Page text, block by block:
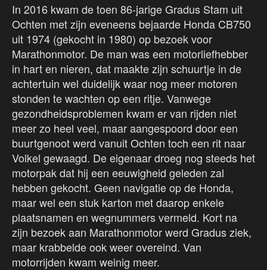
In 2016 kwam de toen 86-jarige Gradus Stam uit
Ochten met zijn eveneens bejaarde Honda CB750
uit 1974 (gekocht in 1980) op bezoek voor
Marathonmotor. De man was een motorliefhebber
in hart en nieren, dat maakte zijn schuurtje in de
achtertuin wel duidelijk waar nog meer motoren
stonden te wachten op een ritje. Vanwege
gezondheidsproblemen kwam er van rijden niet
meer zo heel veel, maar aangespoord door een
buurtgenoot werd vanuit Ochten toch een rit naar
Volkel gewaagd. De eigenaar droeg nog steeds het
motorpak dat hij een eeuwigheid geleden zal
hebben gekocht. Geen navigatie op de Honda,
maar wel een stuk karton met daarop enkele
plaatsnamen en wegnummers vermeld. Kort na
zijn bezoek aan Marathonmotor werd Gradus ziek,
maar krabbelde ook weer overeind. Van
motorrijden kwam weinig meer.